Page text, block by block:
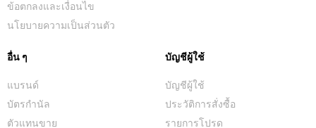
ข้อตกลงและเงื่อนไข
นโยบายความเป็นส่วนตัว
อื่น ๆ
แบรนด์
บัตรกำนัล
ตัวแทนขาย
บัญชีผู้ใช้
บัญชีผู้ใช้
ประวัติการสั่งซื้อ
รายการโปรด